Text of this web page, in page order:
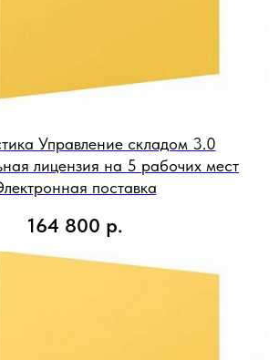
Управление складом 3.0
лицензия на 5 рабочих мест
поставка
164 800 р.